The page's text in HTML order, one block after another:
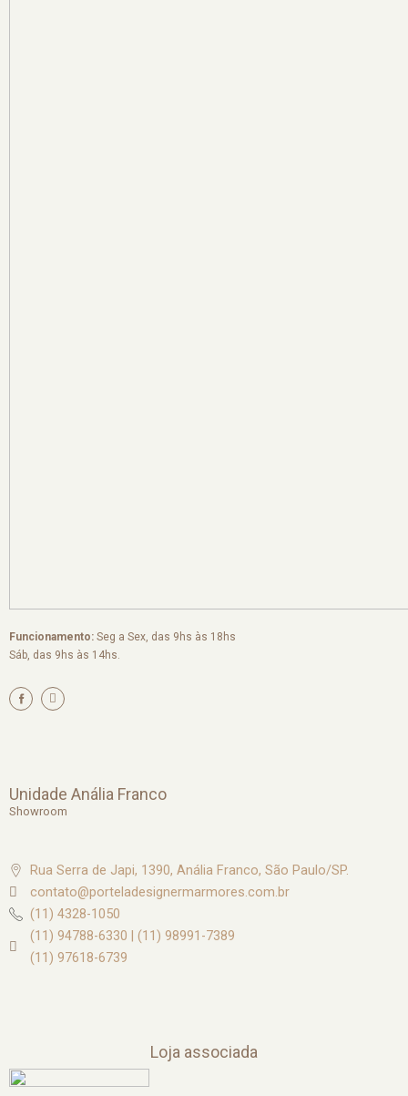
Funcionamento: Seg a Sex, das 9hs às 18hs
Sáb, das 9hs às 14hs.
I
n
s
m
Unidade Anália Franco
Showroom
Rua Serra de Japi, 1390, Anália Franco, São Paulo/SP.
contato@porteladesignermarmores.com.br
(11) 4328-1050
(11) 94788-6330 | (11) 98991-7389
(11) 97618-6739
Loja associada